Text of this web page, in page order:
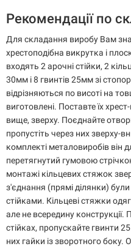
Рекомендації по
Для складання виробу Вам
хрестоподібна викрутка і
входять 2 арочні стійки, 2
30мм і 8 гвинтів 25мм зі
відрізняються по висоті на
виготовлені. Поставте їх
вище, зверху. Поєднайте
пропустіть через них зверху-
комплекті металовиробів він
перетягнутий гумовою
монтажі кільцевих стяжок
з'єднання (прямі ділянки)
стійками. Кільцеві стяжки
але не всередину
стійках, пропускайте гвинти
них гайки із зворотного боку.